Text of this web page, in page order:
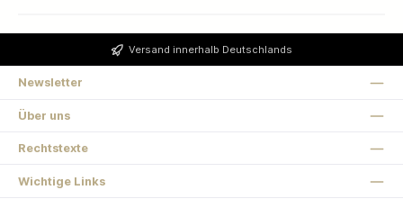
Versand innerhalb Deutschlands
Newsletter
Über uns
Rechtstexte
Wichtige Links